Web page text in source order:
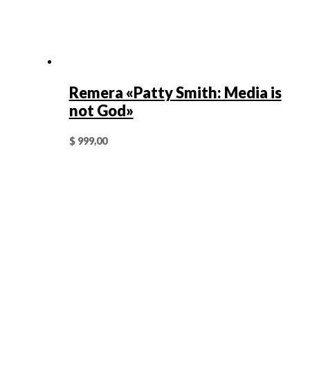
Remera «Patty Smith: Media is
not God»
$999,00